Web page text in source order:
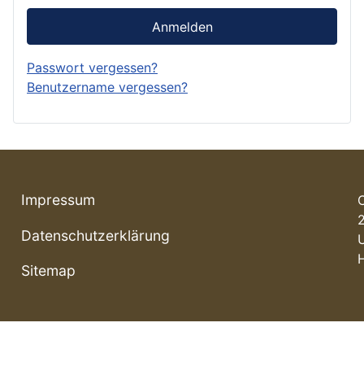
Anmelden
Passwort vergessen?
Benutzername vergessen?
Impressum
Datenschutzerklärung
Sitemap